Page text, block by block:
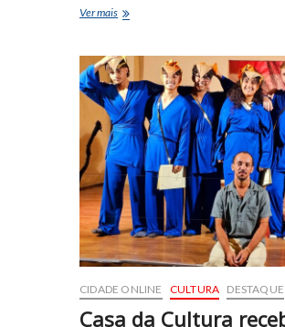
Ver maisFLIQUI:
de
Ginga
–
celebra
a
literatura
e
a
oralidade
cultural
do
povo
da
com
samba,
CIDADE ONLINE CULTURA DESTAQUE
Casa da Cultura